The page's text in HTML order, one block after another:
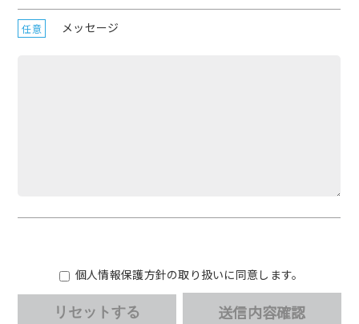
任意 メッセージ
個人情報保護方針の取り扱いに同意します。
送信内容確認